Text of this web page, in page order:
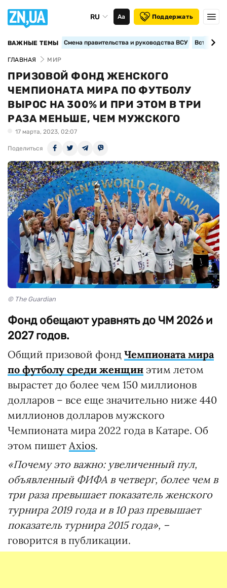
RU Аа Поддержать
ВАЖНЫЕ ТЕМЫ Смена правительства и руководства ВСУ
ГЛАВНАЯ МИР
ПРИЗОВОЙ ФОНД ЖЕНСКОГО
ЧЕМПИОНАТА МИРА ПО ФУТБОЛУ
ВЫРОС НА 300% И ПРИ ЭТОМ В ТРИ
РАЗА МЕНЬШЕ, ЧЕМ МУЖСКОГО
17 марта, 2023, 02:07
Поделиться
© The Guardian
Фонд обещают уравнять до ЧМ 2026 и
2027 годов.
Общий призовой фонд Чемпионата мира
по футболу среди женщин этим летом
вырастет до более чем 150 миллионов
долларов – все еще значительно ниже 440
миллионов долларов мужского
Чемпионата мира 2022 года в Катаре. Об
этом пишет Axios.
«Почему это важно: увеличенный пул,
объявленный ФИФА в четверг, более чем в
три раза превышает показатель женского
турнира 2019 года и в 10 раз превышает
показатель турнира 2015 года», –
говорится в публикации.